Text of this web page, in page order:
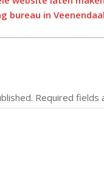
bureau in
Required fields